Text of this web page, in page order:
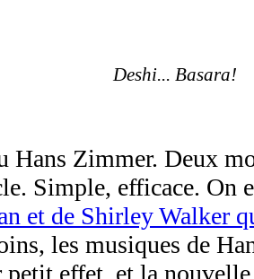
Deshi... Basara!
Hans Zimmer. Deux
Simple, efficace. On
et de Shirley Walker
les musiques de
effet, et la